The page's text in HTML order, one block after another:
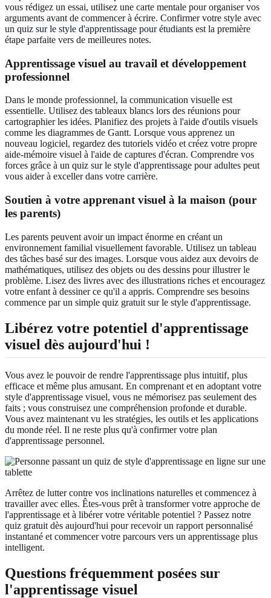
vous rédigez un essai, utilisez une carte mentale pour organiser vos
arguments avant de commencer à écrire. Confirmer votre style avec
un quiz sur le style d'apprentissage pour étudiants est la première
étape parfaite vers de meilleures notes.
Apprentissage visuel au travail et développement
professionnel
Dans le monde professionnel, la communication visuelle est
essentielle. Utilisez des tableaux blancs lors des réunions pour
cartographier les idées. Planifiez des projets à l'aide d'outils visuels
comme les diagrammes de Gantt. Lorsque vous apprenez un
nouveau logiciel, regardez des tutoriels vidéo et créez votre propre
aide-mémoire visuel à l'aide de captures d'écran. Comprendre vos
forces grâce à un quiz sur le style d'apprentissage pour adultes peut
vous aider à exceller dans votre carrière.
Soutien à votre apprenant visuel à la maison (pour
les parents)
Les parents peuvent avoir un impact énorme en créant un
environnement familial visuellement favorable. Utilisez un tableau
des tâches basé sur des images. Lorsque vous aidez aux devoirs de
mathématiques, utilisez des objets ou des dessins pour illustrer le
problème. Lisez des livres avec des illustrations riches et encouragez
votre enfant à dessiner ce qu'il a appris. Comprendre ses besoins
commence par un simple quiz gratuit sur le style d'apprentissage.
Libérez votre potentiel d'apprentissage
visuel dès aujourd'hui !
Vous avez le pouvoir de rendre l'apprentissage plus intuitif, plus
efficace et même plus amusant. En comprenant et en adoptant votre
style d'apprentissage visuel, vous ne mémorisez pas seulement des
faits ; vous construisez une compréhension profonde et durable.
Vous avez maintenant vu les stratégies, les outils et les applications
du monde réel. Il ne reste plus qu'à confirmer votre plan
d'apprentissage personnel.
Arrêtez de lutter contre vos inclinations naturelles et commencez à
travailler avec elles. Êtes-vous prêt à transformer votre approche de
l'apprentissage et à libérer votre véritable potentiel ? Passez notre
quiz gratuit dès aujourd'hui pour recevoir un rapport personnalisé
instantané et commencer votre parcours vers un apprentissage plus
intelligent.
Questions fréquemment posées sur
l'apprentissage visuel